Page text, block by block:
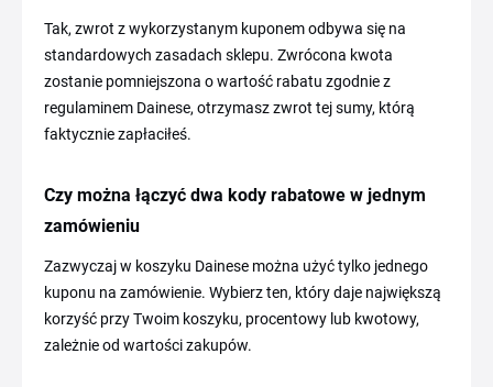
Tak, zwrot z wykorzystanym kuponem odbywa się na
standardowych zasadach sklepu. Zwrócona kwota
zostanie pomniejszona o wartość rabatu zgodnie z
regulaminem Dainese, otrzymasz zwrot tej sumy, którą
faktycznie zapłaciłeś.
Czy można łączyć dwa kody rabatowe w jednym
zamówieniu
Zazwyczaj w koszyku Dainese można użyć tylko jednego
kuponu na zamówienie. Wybierz ten, który daje największą
korzyść przy Twoim koszyku, procentowy lub kwotowy,
zależnie od wartości zakupów.